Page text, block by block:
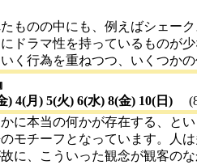
ものの中にも、例えばシェー
ドラマ性を持っているものが
く行為を重ねつつ、いくつか
) 4(月) 5(火) 6(水) 8(金) 10(日)
に本当の何かが存在する、と
モチーフとなっています。人
に、こういった観念が観客の